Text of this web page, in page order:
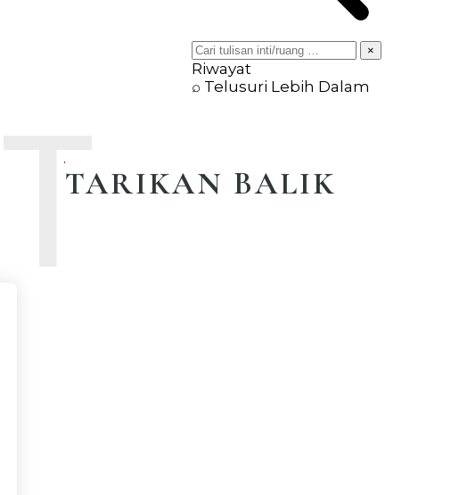
×
Riwayat
⌕ Telusuri Lebih Dalam
TARIKAN BALIK
T